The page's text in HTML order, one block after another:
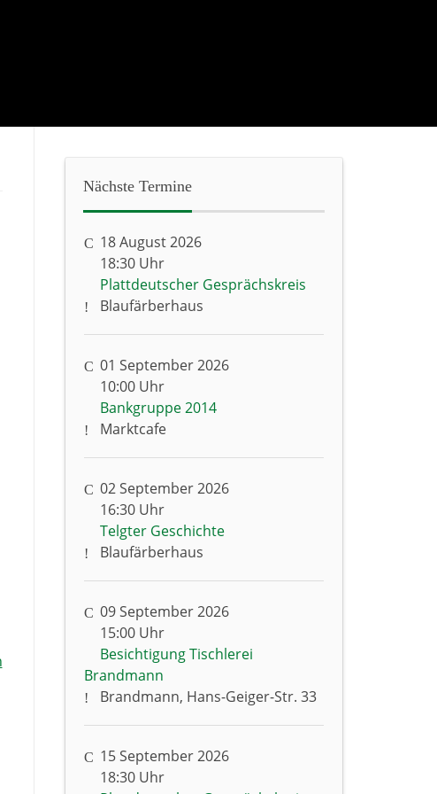
NächsteTermine
18 August 2026
18:30 Uhr
Plattdeutscher Gesprächskreis
Blaufärberhaus
01 September 2026
10:00 Uhr
Bankgruppe 2014
Marktcafe
02 September 2026
16:30 Uhr
Telgter Geschichte
Blaufärberhaus
09 September 2026
15:00 Uhr
Besichtigung Tischlerei
Brandmann
Brandmann, Hans-Geiger-Str. 33
15 September 2026
18:30 Uhr